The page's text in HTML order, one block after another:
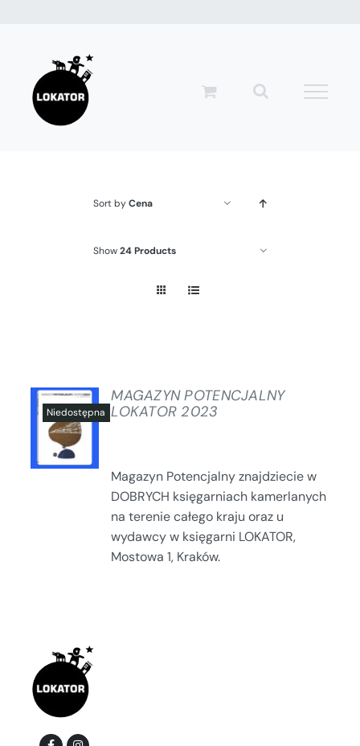
zawartości
Sort byCena
Show24 Products
SZCZEGÓŁY
MAGAZYN POTENCJALNY
LOKATOR 2023
Magazyn Potencjalny znajdziecie w
DOBRYCH księgarniach kamerlanych
na terenie całego kraju oraz u
wydawcy w księgarni LOKATOR,
Mostowa 1, Kraków.